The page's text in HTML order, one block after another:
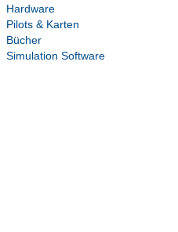
Hardware
Pilots & Karten
Bücher
Simulation Software